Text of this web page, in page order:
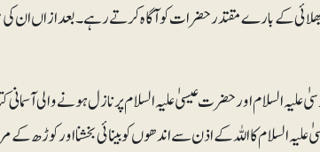
کے بارے مقتدر حضرات کو آگاہ کرتے رہے۔ بعدازاں ان کی
السلام اور حضرت عیسیٰ علیہ السلام پر نازل ہونے والی
السلام کا اللہ کے اذن سے اندھوں کو بینائی بخشنا اور کوڑھ